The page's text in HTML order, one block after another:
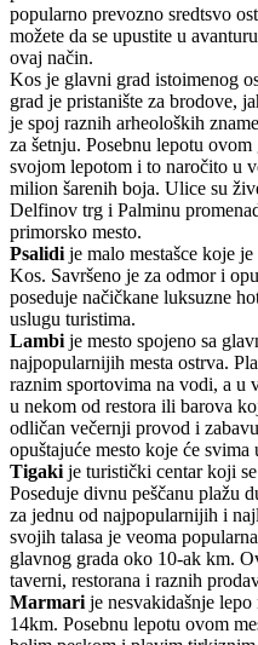
popularno prevozno sredtsvo
možete da se upustite u
ovaj način.
Kos je glavni grad istoimenog
grad je pristanište za brodove,
je spoj raznih arheoloških
za šetnju. Posebnu lepotu
svojom lepotom i to naročito u
milion šarenih boja. Ulice su
Delfinov trg i Palminu
primorsko mesto.
Psalidi je malo mestašce koje
Kos. Savršeno je za odmor i
poseduje načičkane luksuzne
uslugu turistima.
Lambi je mesto spojeno sa
najpopularnijih mesta ostrva.
raznim sportovima na vodi, a u
u nekom od restora ili barova
odličan večernji provod i
opuštajuće mesto koje će
Tigaki je turistički centar koji
Poseduje divnu peščanu plažu
za jednu od najpopularnijih i
svojih talasa je veoma
glavnog grada oko 10-ak km.
taverni, restorana i raznih
Marmari je nesvakidašnje
14km. Posebnu lepotu ovom